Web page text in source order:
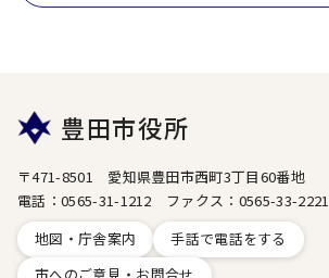
豊田市役所
〒471-8501 愛知県豊田市西町3丁目60番地
電話：0565-31-1212 ファクス：0565-33-2221
地図・庁舎案内
手話で電話をする